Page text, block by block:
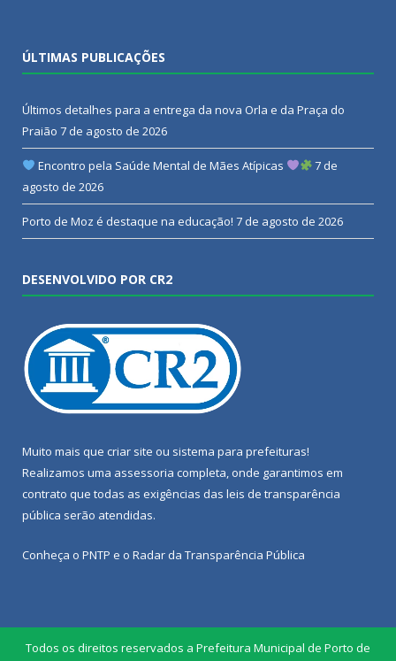
ÚLTIMAS PUBLICAÇÕES
Últimos detalhes para a entrega da nova Orla e da Praça do
Praião 7 de agosto de 2026
Encontro pela Saúde Mental de Mães Atípicas
7 de
agosto de 2026
Porto de Moz é destaque na educação! 7 de agosto de 2026
DESENVOLVIDO POR CR2
Muito mais que criar site ou sistema para prefeituras!
Realizamos uma assessoria completa, onde garantimos em
contrato que todas as exigências das leis de transparência
pública serão atendidas.
Conheça o PNTP e o Radar da Transparência Pública
Todos os direitos reservados a Prefeitura Municipal de Porto de